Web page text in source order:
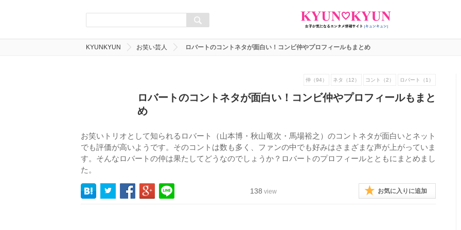
KYUNKYUN お笑い芸人 ロバートのコントネタが面白い！コンビ仲やプロフィールもまとめ
仲（94） ネタ（12） コント（2） ロバート（1）
ロバートのコントネタが面白い！コンビ仲やプロフィールもまと
め
お笑いトリオとして知られるロバート（山本博・秋山竜次・馬場裕之）のコントネタが面白いとネット
でも評価が高いようです。そのコントは数も多く、ファンの中でも好みはさまざまな声が上がっていま
す。そんなロバートの仲は果たしてどうなのでしょうか？ロバートのプロフィールとともにまとめまし
た。
138 view お気に入りに追加